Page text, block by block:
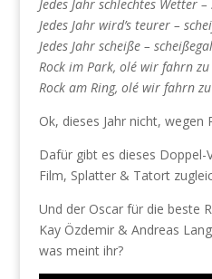
Jedes Jahr schlechtes Wetter
Jedes Jahr wird’s teurer –
Jedes Jahr scheiße –
Rock im Park, olé wir fahrn
Rock am Ring, olé wir fahrn
Ok, dieses Jahr nicht, wegen
Dafür gibt es dieses Doppel-
Film, Splatter & Tatort
Und der Oscar für die beste
Kay Özdemir & Andreas
was meint ihr?